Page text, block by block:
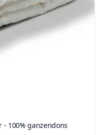
- 100% ganzendons